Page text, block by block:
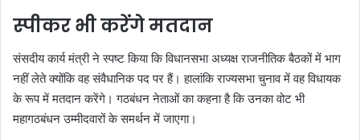
स्पीकर भी करेंगे मतदान
संसदीय कार्य मंत्री ने स्पष्ट किया कि विधानसभा अध्यक्ष राजनीतिक बैठकों में भाग
नहीं लेते क्योंकि वह संवैधानिक पद पर हैं। हालांकि राज्यसभा चुनाव में वह विधायक
के रूप में मतदान करेंगे। गठबंधन नेताओं का कहना है कि उनका वोट भी
महागठबंधन उम्मीदवारों के समर्थन में जाएगा।